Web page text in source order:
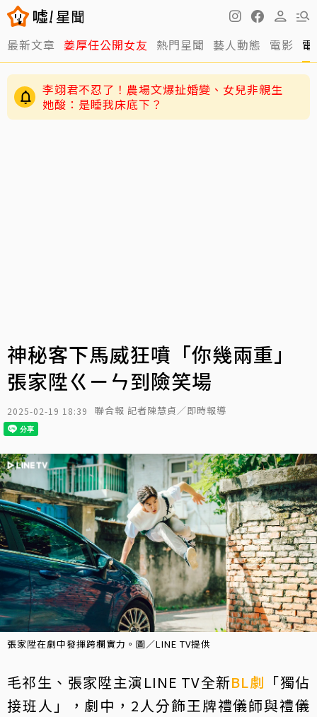
最新文章 姜厚任公開女友 熱門星聞 藝人動態 電影
李翊君不忍了！農場文爆扯婚變、女兒非親生
她酸：是睡我床底下？
神秘客下馬威狂噴「你幾兩重」
張家陞ㄍㄧㄣ到險笑場
2025-02-19 18:39 聯合報 記者陳慧貞／即時報導
張家陞在劇中發揮跨欄實力。圖／LINE TV提供
毛祁生、張家陞主演LINE TV全新BL劇 「獨佔
接班人」，劇中，2人分飾王牌禮儀師與禮儀